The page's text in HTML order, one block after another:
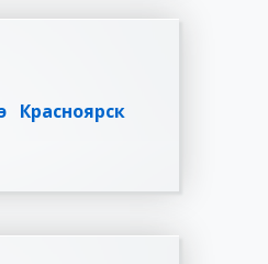
Красноярск